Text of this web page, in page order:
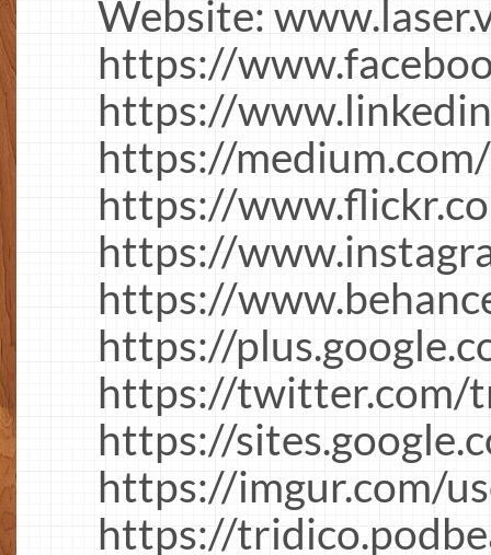
Website:
https://
https://
https://
https://
https://
https://
https://
https://twitter.com/
https://
https://imgur.com/
https://